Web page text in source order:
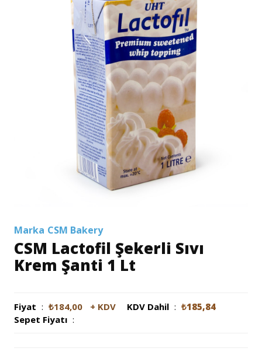
Marka CSM Bakery
CSM Lactofil Şekerli Sıvı
Krem Şanti 1 Lt
Fiyat : ₺184,00 + KDV KDV Dahil : ₺185,84
Sepet Fiyatı :